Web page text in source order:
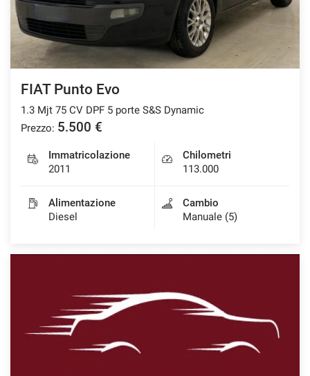
FIAT Punto Evo
1.3 Mjt 75 CV DPF 5 porte S&S Dynamic
Prezzo: 5.500 €
Immatricolazione
2011
Chilometri
113.000
Alimentazione
Diesel
Cambio
Manuale (5)